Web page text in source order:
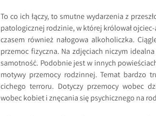
To co ich łączy, to smutne wydarzenia z
patologicznej rodzinie, w której królował
czasem również nałogowa alkoholiczka.
przemoc fizyczna. Na zdjęciach niczym
samotność. Podobnie jest w innych
motywy przemocy rodzinnej. Temat bardzo
cichego terroru. Dotyczy przemocy wobec
wobec kobiet i znęcania się psychicznego na